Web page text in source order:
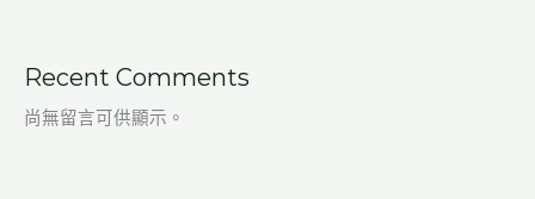
Recent Comments
尚無留言可供顯示。